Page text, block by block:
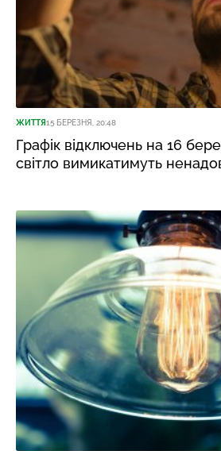
ЖИТТЯ15 БЕРЕЗНЯ, 20:48
Графік відключень на 16
світло вимикатимуть